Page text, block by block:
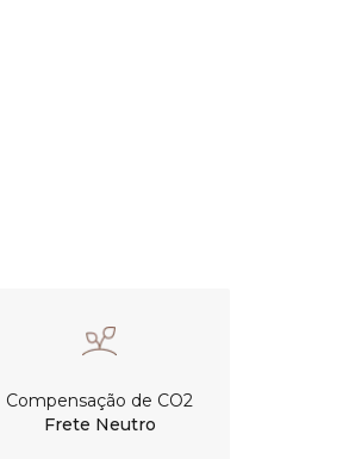
Compensação de CO2
Frete Neutro